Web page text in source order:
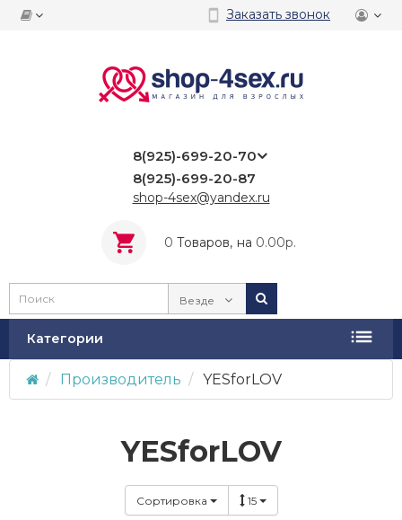
Заказать звонок
8(925)-699-20-70
8(925)-699-20-87
shop-4sex@yandex.ru
0 Tоваров, на 0.00р.
Везде
Категории
Производитель YESforLOV
YESforLOV
Сортировка 15